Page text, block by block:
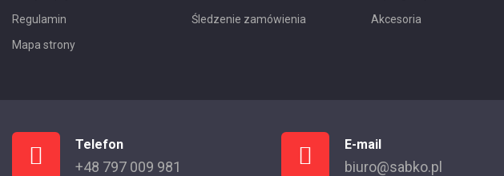
Regulamin
Mapa strony
Śledzenie zamówienia Akcesoria
Telefon
+48 797 009 981
E-mail
biuro@sabko.pl